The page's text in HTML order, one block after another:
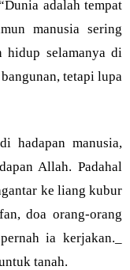
adalah tempat
manusia sering
hidup selamanya di
tetapi lupa
hadapan manusia,
Allah. Padahal
ke liang kubur
doa orang-orang
ia kerjakan._
tanah.